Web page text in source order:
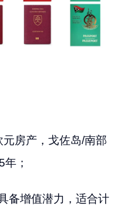
房产，戈佐岛/南部
；
备增值潜力，适合计